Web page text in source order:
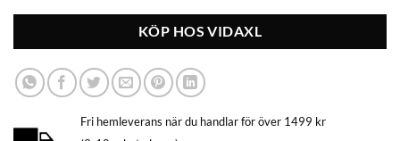
KÖP HOS VIDAXL
Fri hemleverans när du handlar för över 1499 kr